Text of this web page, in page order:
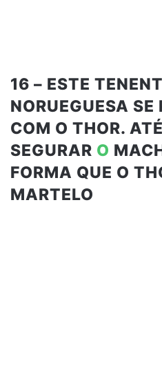
16 – ESTE
NORUEGUESA
COM O THOR.
SEGURAR O
FORMA QUE O
MARTELO